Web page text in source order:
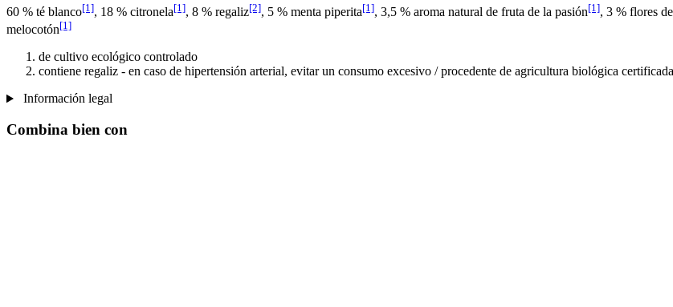
60 % té blanco[1], 18 % citronela[1], 8 % regaliz[2], 5 % menta piperita[1], 3,5 % aroma natural de fruta de la pasión[1], 3 % flores
melocotón[1]
de cultivo ecológico controlado
contiene regaliz - en caso de hipertensión arterial, evitar un consumo excesivo / procedente de agricultura biológica certificada
Información legal
Combina bien con